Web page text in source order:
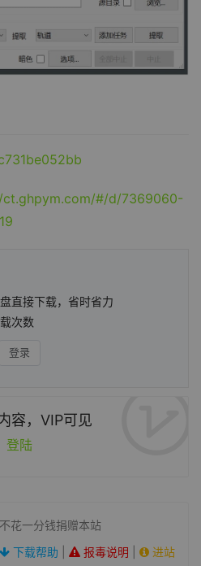
#/d/7369060-
直接下载，省时省力
次数
登录
容，VIP可见
登陆
不花一分钱捐赠本站
下载帮助 报毒说明
进站